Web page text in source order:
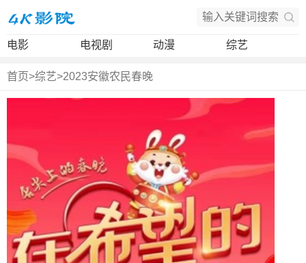
电影 电视剧 动漫 综艺
首页>综艺>2023安徽农民春晚